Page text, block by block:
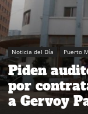
Noticia del Día Puerto
Piden
por
a Gervoy